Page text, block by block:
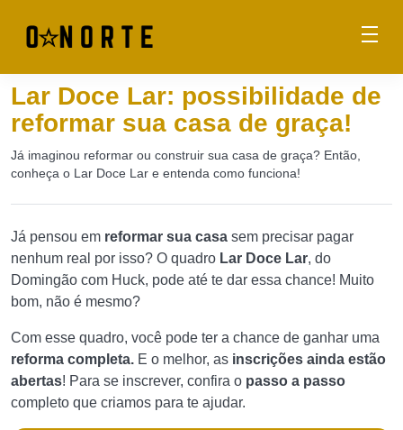
Lar Doce Lar: possibilidade de
reformar sua casa de graça!
Já imaginou reformar ou construir sua casa de graça? Então,
conheça o Lar Doce Lar e entenda como funciona!
Já pensou em reformar sua casa sem precisar pagar
nenhum real por isso? O quadro Lar Doce Lar, do
Domingão com Huck, pode até te dar essa chance! Muito
bom, não é mesmo?
Com esse quadro, você pode ter a chance de ganhar uma
reforma completa. E o melhor, as inscrições ainda estão
abertas! Para se inscrever, confira o passo a passo
completo que criamos para te ajudar.